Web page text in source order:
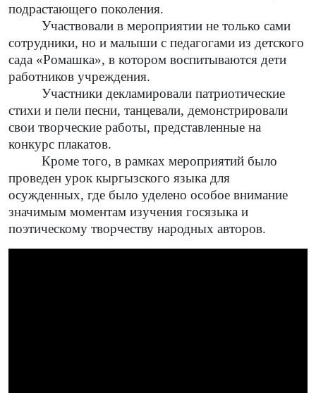
подрастающего поколения.
Участвовали в мероприятии не только сами
сотрудники, но и малыши с педагогами из детского
сада «Ромашка», в котором воспитываются дети
работников учреждения.
Участники декламировали патриотические
стихи и пели песни, танцевали, демонстрировали
свои творческие работы, представленные на
конкурс плакатов.
Кроме того, в рамках мероприятий было
проведен урок кыргызского языка для
осужденных, где было уделено особое внимание
значимым моментам изучения госязыка и
поэтическому творчеству народных авторов.